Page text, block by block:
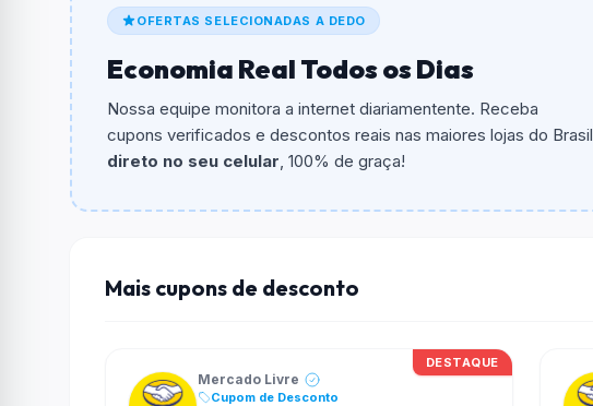
O valor minimo de compra é R$ 499,00.
Qual é o desconto máximo?
Não informado ou sem limite.
OFERTAS SELECIONADAS A DEDO
Economia Real Todos os Dias
Nossa equipe monitora a internet diariamentente. Receba
cupons verificados e descontos reais nas maiores lojas do Brasil
direto no seu celular, 100% de graça!
Mais cupons de desconto
DESTAQUE
Mercado Livre
Cupom de Desconto